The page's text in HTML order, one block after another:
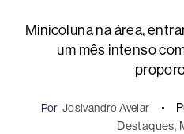
Minicoluna na área,
um mês intenso
Por Josivandro Avelar
Destaques,